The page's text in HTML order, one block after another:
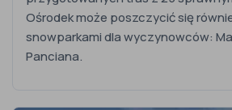
Ośrodek może poszczycić się
snowparkami dla wyczynowców:
Panciana.